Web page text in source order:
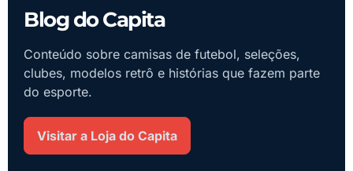
Blog do Capita
Conteúdo sobre camisas de futebol, seleções,
clubes, modelos retrô e histórias que fazem parte
do esporte.
Visitar a Loja do Capita